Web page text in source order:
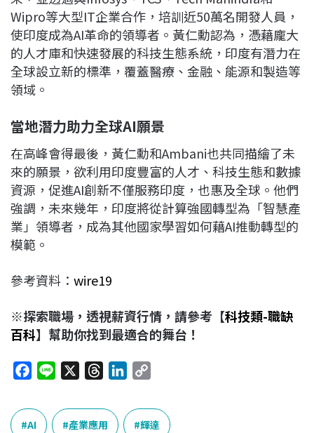
Wipro等大型IT企業合作，培訓近50萬名開發人員，
使印度成為AI革命的領導者。黃仁勳認為，憑藉龐大
的人才庫和快速發展的科技生態系統，印度有潛力在
全球設立新的標準，覆蓋醫療、金融、能源和製造等
領域。
當地潛力助力全球AI願景
在高峰會得最後，黃仁勳和Ambani也共同描繪了未
來的願景，欲利用印度豐富的人才、科技生態和數據
資源，促進AI創新不僅服務印度，也惠及全球。他們
強調，未來幾年，印度將從計算強國轉型為「智慧產
業」領導者，成為其他國家學習如何藉AI推動轉型的
模範。
參考資料： wire19
※探索職場，透視薪資行情，請參考【科技類-職缺
百科】幫助你找到最適合的舞台！
c
e
n
r
e
n
p
y
AI 產業應用 輝達